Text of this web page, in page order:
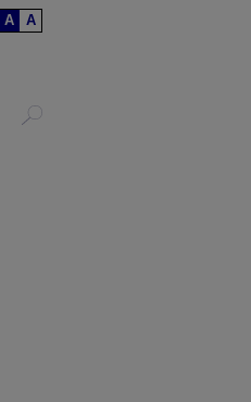
A A